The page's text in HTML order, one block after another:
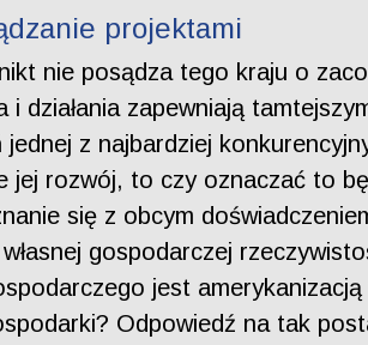
projektami
nie posądza tego kraju o
działania zapewniają
z najbardziej
jej rozwój, to czy oznaczać to
się z obcym
gospodarczej
jest amerykanizacją
Odpowiedź na tak